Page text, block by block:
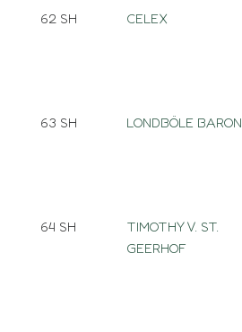
62 SH CELEX
63 SH LONDBÖLE BARON
64 SH
TIMOTHY V. ST.
GEERHOF